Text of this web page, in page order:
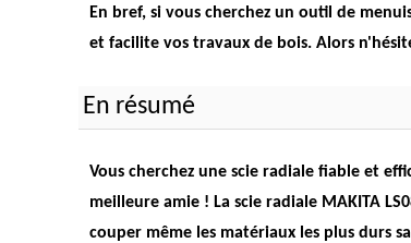
En bref, si vous cherchez un outil de
et facilite vos travaux de bois. Alors
En résumé
Vous cherchez une scie radiale fiable et
meilleure amie ! La scie radiale MAKITA
couper même les matériaux les plus durs